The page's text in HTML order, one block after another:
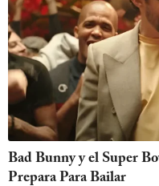
Bad Bunny y el Super
Prepara Para Bailar